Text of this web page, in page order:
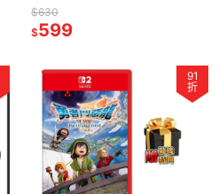
A 超次元爆湧 【盒裝序號卡】中
文版
$630
$599
91
折